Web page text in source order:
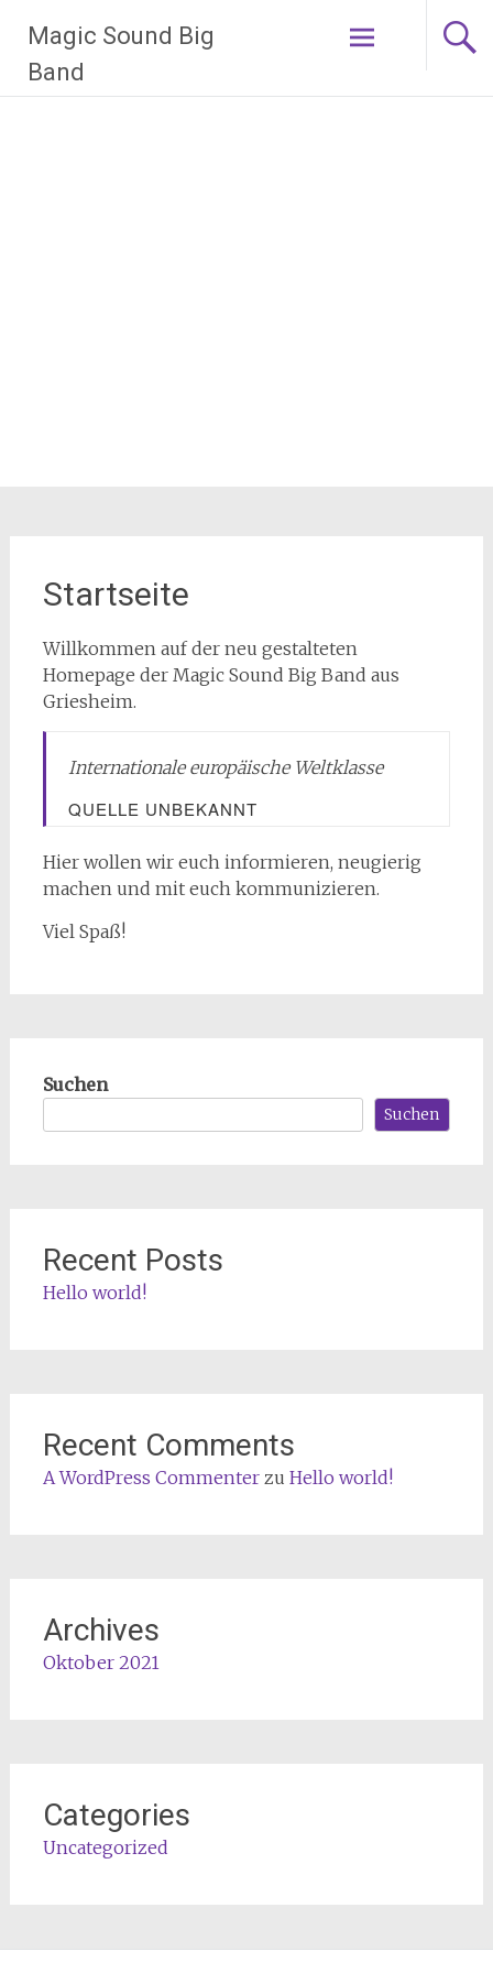
Inhalt
springen
Magic Sound Big
Band
Startseite
Willkommen auf der neu gestalteten
Homepage der Magic Sound Big Band aus
Griesheim.
Internationale europäische Weltklasse
QUELLE UNBEKANNT
Hier wollen wir euch informieren, neugierig
machen und mit euch kommunizieren.
Viel Spaß!
Suchen
Suchen
Recent Posts
Hello world!
Recent Comments
A WordPress Commenterzu Hello world!
Archives
Oktober 2021
Categories
Uncategorized